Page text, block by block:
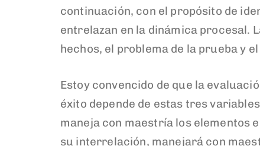
continuación, con el propósito de
entrelazan en la dinámica procesal.
hechos, el problema de la prueba y
Estoy convencido de que la
éxito depende de estas tres
maneja con maestría los elementos
su interrelación, manejará con